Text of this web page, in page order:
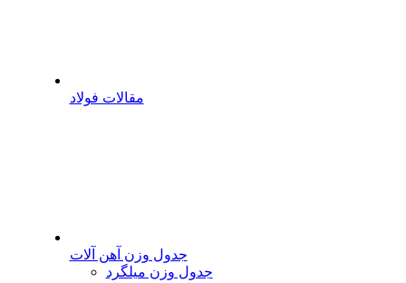
مقالات فولاد
جدول وزن آهن آلات
جدول وزن میلگرد